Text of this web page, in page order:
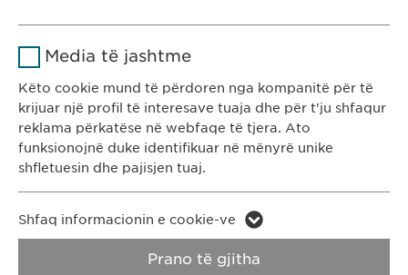
Rr. Gazmend Zajmi 59
10000 Prishtinë
Kosovë
KONTAKTI
ewopharma-ks.com
RREGULLORJA E
RREGULLORJA E
Ruan gjendjen e pëlqimit të cookie-
Kohëzgjatja
Qëllimi Generates statistical data.
Emri vuid
Vimeo
Media të jashtme
Këto cookie mund të përdoren nga kompanitë për të
krijuar një profil të interesave tuaja dhe për t'ju shfaqur
reklama përkatëse në webfaqe të tjera. Ato
funksionojnë duke identifikuar në mënyrë unike
shfletuesin dhe pajisjen tuaj.
Emri LinkedIn
LinkedIn
Shfaq informacionin e cookie-ve
Prano të gjitha